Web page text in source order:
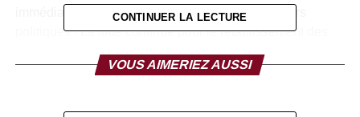
immédiate et sans condition de tous les prisonniers
politiques ! La lutte continue pour le rétablissement des
renoncement clair au troisième mandat, des élections
respect de toutes nos libertés fondamentales.
CONTINUER LA LECTURE
VOUS AIMERIEZ AUSSI